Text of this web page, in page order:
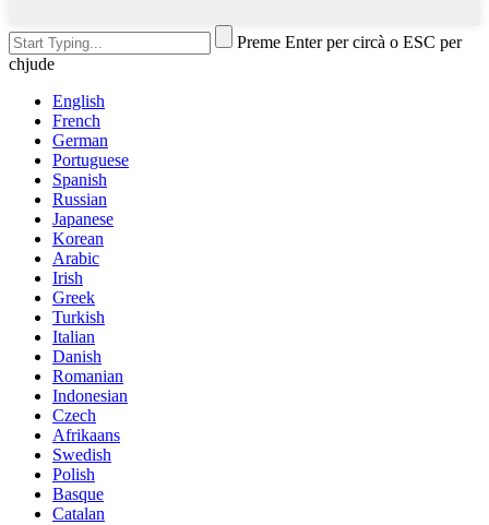
Preme Enter per circà o ESC per
chjude
English
French
German
Portuguese
Spanish
Russian
Japanese
Korean
Arabic
Irish
Greek
Turkish
Italian
Danish
Romanian
Indonesian
Czech
Afrikaans
Swedish
Polish
Basque
Catalan